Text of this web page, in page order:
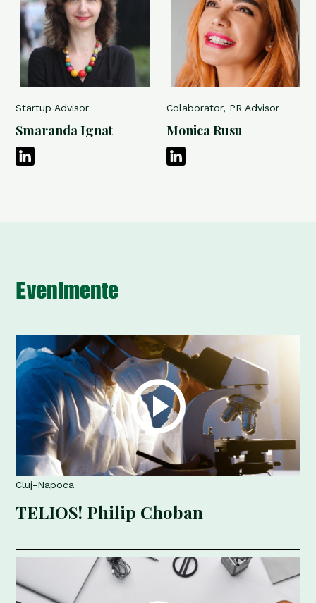
Startup Advisor
Smaranda Ignat
Colaborator, PR Advisor
Monica Rusu
Evenimente
Cluj-Napoca
TELIOS! Philip Choban